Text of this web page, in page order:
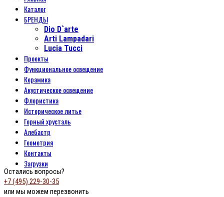
Каталог
БРЕНДЫ
Dio D`arte
Arti Lampadari
Lucia Tucci
Проекты
Функциональное освещение
Керамика
Акустическое освещение
Флористика
Историческое литье
Горный хрусталь
Алебастр
Геометрия
Контакты
Загрузки
Остались вопросы?
+7 (495) 229-30-35
или мы можем перезвонить